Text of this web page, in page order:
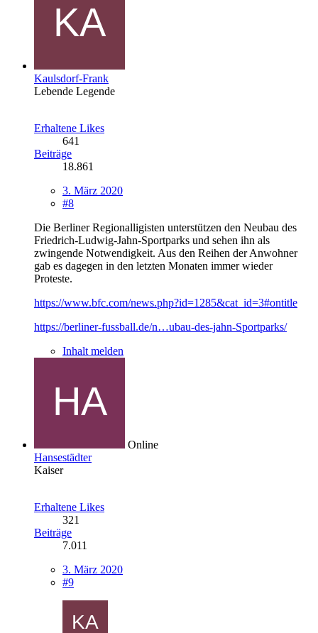
Kaulsdorf-Frank
Lebende Legende
Erhaltene Likes
641
Beiträge
18.861
3. März 2020
#8
Die Berliner Regionalligisten unterstützen den Neubau des
Friedrich-Ludwig-Jahn-Sportparks und sehen ihn als
zwingende Notwendigkeit. Aus den Reihen der Anwohner
gab es dagegen in den letzten Monaten immer wieder
Proteste.
https://www.bfc.com/news.php?id=1285&cat_id=3#ontitle
https://berliner-fussball.de/n…ubau-des-jahn-Sportparks/
Inhalt melden
Online
Hansestädter
Kaiser
Erhaltene Likes
321
Beiträge
7.011
3. März 2020
#9